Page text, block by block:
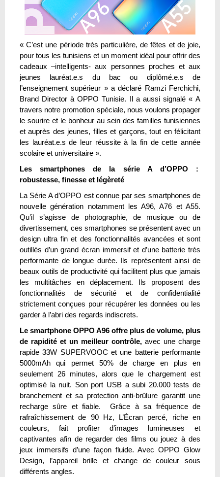
« C’est une période très particulière, de fêtes et de joie,
pour tous les tunisiens et un moment idéal pour offrir des
cadeaux –intelligents- aux personnes proches et aux
jeunes lauréat.e.s du bac ou diplômé.e.s de
l’enseignement supérieur » a déclaré Ramzi Ferchichi,
Brand Director à OPPO Tunisie. Il a aussi signalé « A
travers notre promotion spéciale, nous voulons propager
le sourire et le bonheur au sein des familles tunisiennes
et auprès des jeunes, filles et garçons, tout en félicitant
les lauréat.e.s de leur réussite à la fin de cette année
scolaire et universitaire ».
Les smartphones de la série A d’OPPO :
robustesse, finesse et légèreté
La Série A d’OPPO est connue par ses smartphones de
nouvelle génération notamment les A96, A76 et A55.
Qu’il s’agisse de photographie, de musique ou de
divertissement, ces smartphones se présentent avec un
design ultra fin et des fonctionnalités avancées et sont
outillés d’un grand écran immersif et d’une batterie très
performante de longue durée. Ils représentent ainsi de
beaux outils de productivité qui facilitent plus que jamais
les multitâches en déplacement. Ils proposent des
fonctionnalités de sécurité et de confidentialité
strictement conçues pour récupérer les données ou les
garder à l’abri des regards indiscrets.
Le smartphone OPPO A96 offre plus de volume, plus
de rapidité et un meilleur contrôle, avec une charge
rapide 33W SUPERVOOC et une batterie performante
5000mAh qui permet 50% de charge en plus en
seulement 26 minutes, alors que le chargement est
optimisé la nuit. Son port USB a subi 20.000 tests de
branchement et sa protection anti-brûlure garantit une
recharge sûre et fiable. Grâce à sa fréquence de
rafraîchissement de 90 Hz, L’Écran percé, riche en
couleurs, fait profiter d’images lumineuses et
captivantes afin de regarder des films ou jouez à des
jeux immersifs d’une façon fluide. Avec OPPO Glow
Design, l’appareil brille et change de couleur sous
différents angles.